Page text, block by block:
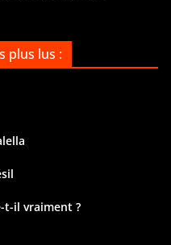
plus lus :
t-il vraiment ?